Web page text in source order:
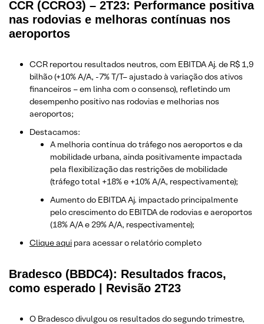
CCR (CCRO3) – 2T23: Performance positiva
nas rodovias e melhoras contínuas nos
aeroportos
CCR reportou resultados neutros, com EBITDA Aj. de R$ 1,9
bilhão (+10% A/A, -7% T/T– ajustado à variação dos ativos
financeiros – em linha com o consenso), refletindo um
desempenho positivo nas rodovias e melhorias nos
aeroportos;
Destacamos:
A melhoria contínua do tráfego nos aeroportos e da
mobilidade urbana, ainda positivamente impactada
pela flexibilização das restrições de mobilidade
(tráfego total +18% e +10% A/A, respectivamente);
Aumento do EBITDA Aj. impactado principalmente
pelo crescimento do EBITDA de rodovias e aeroportos
(18% A/A e 29% A/A, respectivamente);
Clique aqui para acessar o relatório completo
Bradesco (BBDC4): Resultados fracos,
como esperado | Revisão 2T23
O Bradesco divulgou os resultados do segundo trimestre,